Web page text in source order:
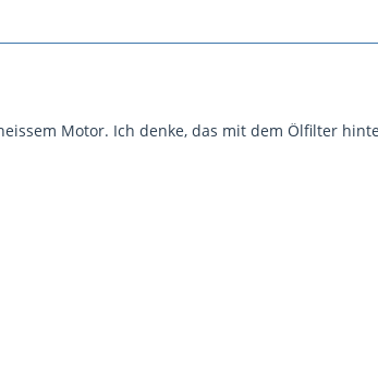
Motor. Ich denke, das mit dem Ölfilter